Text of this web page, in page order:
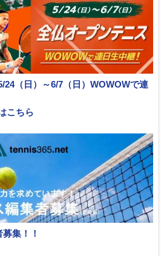
24（日）～6/7（日）WOWOWで連
こちら
集！！